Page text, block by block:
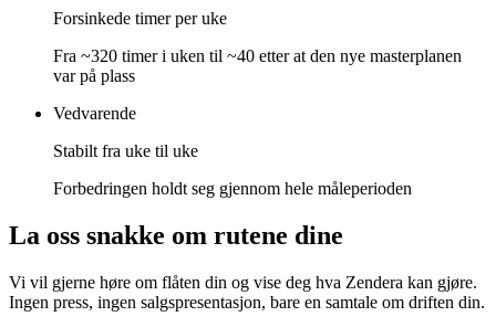
Forsinkede timer per uke
Fra ~320 timer i uken til ~40 etter at den nye masterplanen
var på plass
Vedvarende
Stabilt fra uke til uke
Forbedringen holdt seg gjennom hele måleperioden
La oss snakke om rutene dine
Vi vil gjerne høre om flåten din og vise deg hva Zendera kan gjøre.
Ingen press, ingen salgspresentasjon, bare en samtale om driften din.